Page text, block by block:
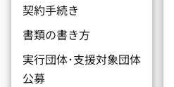
契約手続き
書類の書き方
実行団体･支援対象団体
公募